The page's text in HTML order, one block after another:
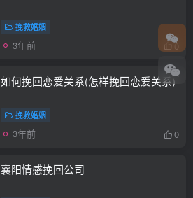
挽救婚姻
3年前 0
如何挽回恋爱关系(怎样挽回恋爱关系)
挽救婚姻
3年前 0
襄阳情感挽回公司